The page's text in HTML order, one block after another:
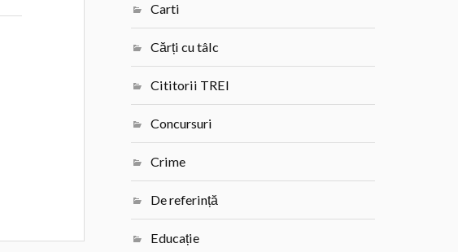
Carti
Cărți cu tâlc
Cititorii TREI
Concursuri
Crime
De referință
Educație